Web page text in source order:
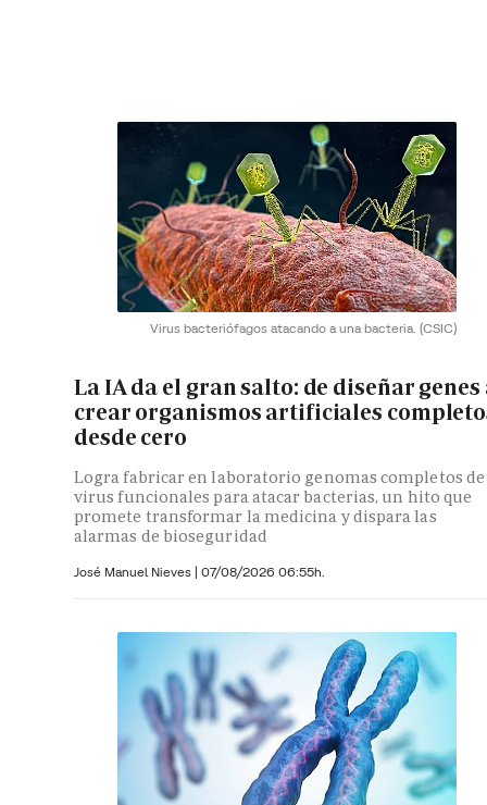
Virus bacteriófagos atacando a una bacteria. (CSIC)
La IA da el gran salto: de diseñar genes
crear organismos artificiales
desde cero
Logra fabricar en laboratorio genomas completos de
virus funcionales para atacar bacterias, un hito que
promete transformar la medicina y dispara las
alarmas de bioseguridad
José Manuel Nieves | 07/08/2026 06:55h.